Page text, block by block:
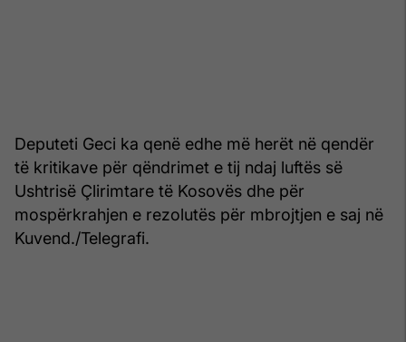
Deputeti Geci ka qenë edhe më herët në qendër
të kritikave për qëndrimet e tij ndaj luftës së
Ushtrisë Çlirimtare të Kosovës dhe për
mospërkrahjen e rezolutës për mbrojtjen e saj në
Kuvend./Telegrafi.